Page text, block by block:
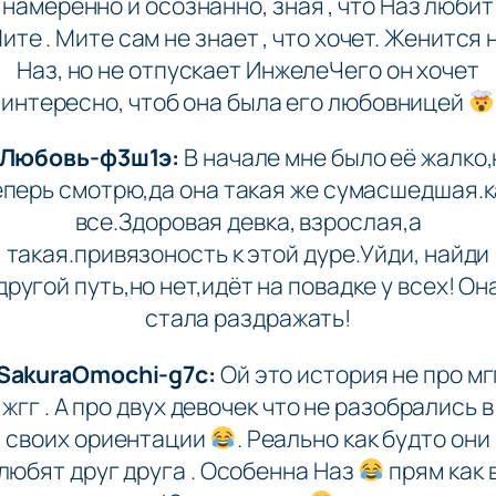
. Мите сам не знает , что хочет. Женится
Наз, но не отпускает ИнжелеЧего он хочет
интересно, чтоб она была его любовницей
ф3ш1э: В начале мне было её
смотрю,да она такая же
все.Здоровая девка, взрослая,а
такая.привязоность к этой дуре.Уйди, найди
путь,но нет,идёт на повадке у всех!
стала раздражать!
g7c: Ой это история не про
жгг . А про двух девочек что не разобрались в
своих ориентации
. Реально как будто они
друг друга . Особенна Наз
прям как